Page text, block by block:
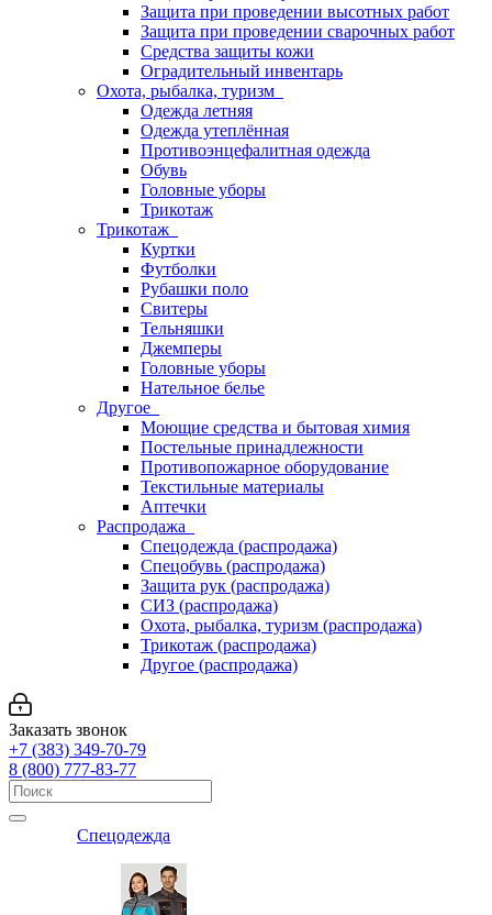
Защита при проведении высотных работ
Защита при проведении сварочных работ
Средства защиты кожи
Оградительный инвентарь
Охота, рыбалка, туризм
Одежда летняя
Одежда утеплённая
Противоэнцефалитная одежда
Обувь
Головные уборы
Трикотаж
Трикотаж
Куртки
Футболки
Рубашки поло
Свитеры
Тельняшки
Джемперы
Головные уборы
Нательное белье
Другое
Моющие средства и бытовая химия
Постельные принадлежности
Противопожарное оборудование
Текстильные материалы
Аптечки
Распродажа
Спецодежда (распродажа)
Спецобувь (распродажа)
Защита рук (распродажа)
СИЗ (распродажа)
Охота, рыбалка, туризм (распродажа)
Трикотаж (распродажа)
Другое (распродажа)
Заказать звонок
+7 (383) 349-70-79
8 (800) 777-83-77
Спецодежда